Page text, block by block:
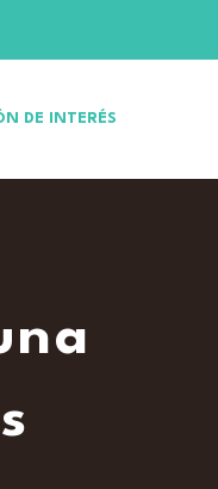
DE INTERÉS